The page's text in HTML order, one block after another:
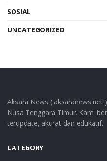
SOSIAL
UNCATEGORIZED
Aksara News (
Nusa Tenggara Timur. Kami
terupdate, akurat dan edukatif.
CATEGORY